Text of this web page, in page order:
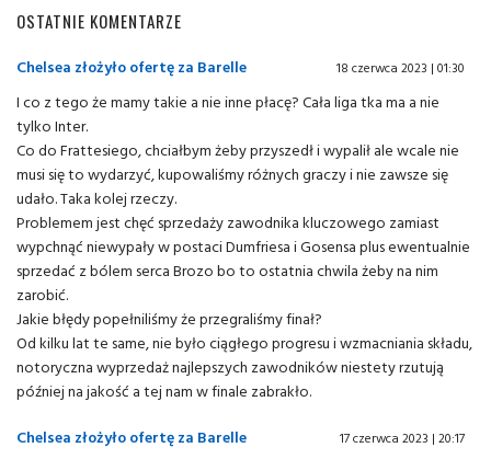
OSTATNIE KOMENTARZE
Chelsea złożyło ofertę za Barelle 18 czerwca 2023 | 01:30
I co z tego że mamy takie a nie inne płacę? Cała liga tka ma a nie
tylko Inter.
Co do Frattesiego, chciałbym żeby przyszedł i wypalił ale wcale nie
musi się to wydarzyć, kupowaliśmy różnych graczy i nie zawsze się
udało. Taka kolej rzeczy.
Problemem jest chęć sprzedaży zawodnika kluczowego zamiast
wypchnąć niewypały w postaci Dumfriesa i Gosensa plus ewentualnie
sprzedać z bólem serca Brozo bo to ostatnia chwila żeby na nim
zarobić.
Jakie błędy popełniliśmy że przegraliśmy finał?
Od kilku lat te same, nie było ciągłego progresu i wzmacniania składu,
notoryczna wyprzedaż najlepszych zawodników niestety rzutują
później na jakość a tej nam w finale zabrakło.
Chelsea złożyło ofertę za Barelle
17 czerwca 2023 | 20:17